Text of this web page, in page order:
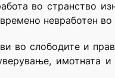
во странство
невработен во
во слободите и
имотната